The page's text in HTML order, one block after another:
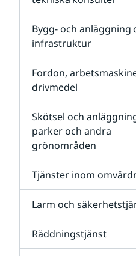
Bygg- och anläggning
infrastruktur
Fordon,
drivmedel
Skötsel och
parker och andra
grönområden
Tjänster inom
Larm och
Räddningstjänst